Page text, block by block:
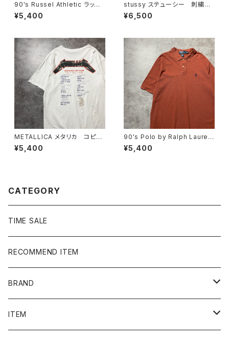
90's Russel Athletic ラッセ
ルアスレチック ローカルベー
スボールチーム プリント 前V
¥5,400
stussy ステューシー 刺繍ワ
ンポイント ストックロゴ イエ
ロー Tシャツ
¥6,500
METALLICA メタリカ コピー
ライト2024 両面プリント ホワ
イト 白 Tシャツ バンドTee
¥5,400
90's Polo by Ralph Lauren
ポロバイラルフローレン 刺繍
ワンポイント ポニー ブラウ
¥5,400
CATEGORY
TIME SALE
RECOMMEND ITEM
BRAND
NIKE
ITEM